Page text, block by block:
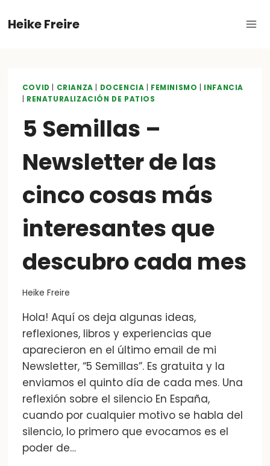
toHeike Freire
COVID CRIANZA DOCENCIA FEMINISMO
INFANCIA
RENATURALIZACIÓN DE PATIOS
5 Semillas –
Newsletter de las
cinco cosas más
interesantes que
descubro cada mes
Heike Freire
Hola! Aquí os deja algunas ideas,
reflexiones, libros y experiencias que
aparecieron en el último email de mi
Newsletter, “5 Semillas”. Es gratuita y la
enviamos el quinto día de cada mes. Una
reflexión sobre el silencio En España,
cuando por cualquier motivo se habla del
silencio, lo primero que evocamos es el
poder de…